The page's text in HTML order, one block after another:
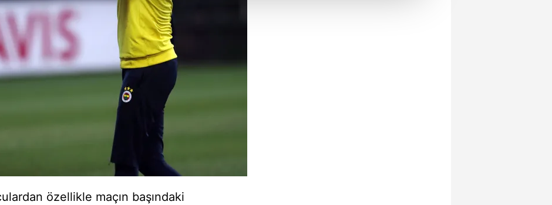
kişisel verileriniz işlenmekte olup gerekli olan çerezler bilgi toplumu hizmetlerinin sunulması
Diğer çerezler, sitemizin daha işlevsel kılınması ve kişiselleştirilmesi ve sizlere yönelik
yapılması, amaçlarıyla sınırlı olarak açık rızanız dahilinde kullanılacaktır.
aşağıda yer alan panel vasıtasıyla belirleyebilirsiniz. Çerezlere ilişkin detaylı bilgi için Ayarlar
Bilgilendirme Metnimizi ziyaret edebilirsiniz.
Korunması Kanunu uyarınca hazırlanmış Aydınlatma Metnimizi okumak ve sitemizde ilgili
çerezlerle ilgili bilgi almak için lütfen
özellikle maçın başındaki